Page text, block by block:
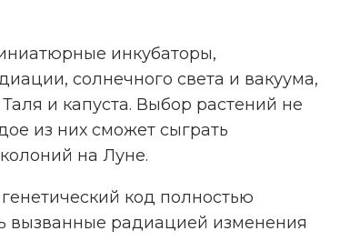
инкубаторы,
солнечного света и вакуума,
и капуста. Выбор растений не
из них сможет сыграть
на Луне.
код полностью
вызванные радиацией изменения
УЧЁНЫЕ НАУЧИЛИ САЛАТ
И ТАБАК ПРОИЗВОДИТЬ